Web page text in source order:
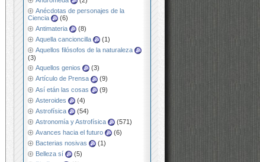
Anécdotas de personajes de la
Ciencia
(6)
Antimateria
(8)
Aquella cancioncilla
(1)
Aquellos filósofos de la naturaleza
(3)
Aquellos genios
(3)
Artículo de Prensa
(9)
Así etán las cosas
(9)
Asteroides
(4)
Astrofísica
(54)
Astronomía y Astrofísica
(571)
Avances hacia el futuro
(6)
Bacterias nosivas
(1)
Belleza sí
(5)